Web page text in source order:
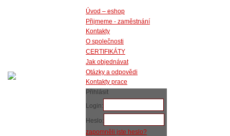
Úvod – eshop
Přijmeme - zaměstnání
Kontakty
O společnosti
CERTIFIKÁTY
Jak objednávat
Otázky a odpovědi
Kontakty prace
Přihlásit
Login:
Heslo:
zapomněli jste heslo?